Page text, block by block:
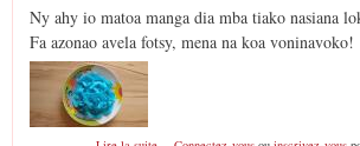
Ny ahy io matoa manga dia mba tiako nasiana
Fa azonao avela fotsy, mena na koa voninavoko!
de Coco confits